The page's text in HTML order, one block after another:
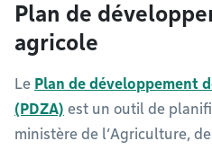
Plan de
agricole
Le Plan de développement
(PDZA) est un outil de
ministère de l’Agriculture,